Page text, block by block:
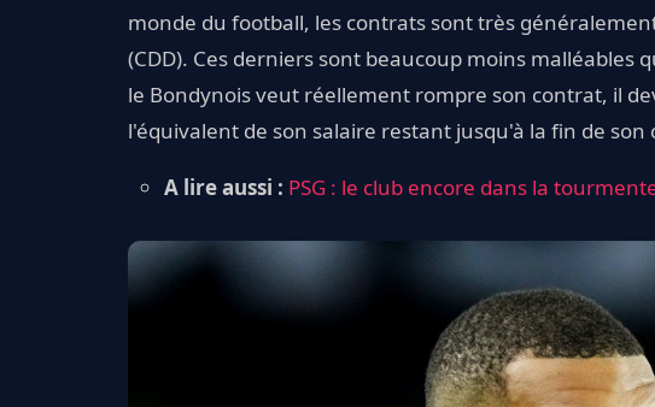
monde du football, les contrats sont très
(CDD). Ces derniers sont beaucoup moins malléables
le Bondynois veut réellement rompre son contrat, il
l'équivalent de son salaire restant jusqu'à la fin de son
A lire aussi : PSG : le club encore dans la